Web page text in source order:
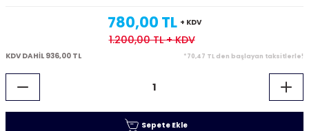
780,00 TL + KDV
1.200,00 TL+ KDV
KDV DAHİL 936,00 TL *70,47 TL den başlayan taksitlerle!
Sepete Ekle